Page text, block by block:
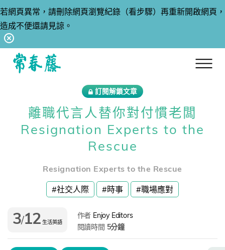
若網頁異常，請刪除網頁瀏覽紀錄（看步驟）再重新開啟網頁，
造成不便還請見諒。
訂閱解鎖文章
離職代言人替你對付慣老闆
Resignation Experts to the
Rescue
Resignation Experts to the Rescue
#社交人際 #時事 #職場應對
3/12 生活英語
作者 Enjoy Editors
閱讀時間 5分鐘